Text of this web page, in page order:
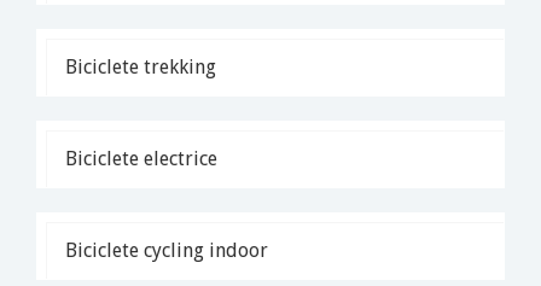
Biciclete trekking
Biciclete electrice
Biciclete cycling indoor